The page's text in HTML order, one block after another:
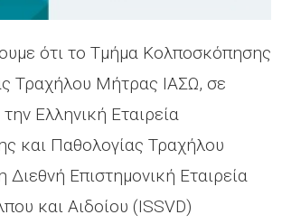
ότι το Τµήµα Κολποσκόπησης
Τραχήλου Μήτρας ΙΑΣΩ, σε
Ελληνική Εταιρεία
και Παθολογίας Τραχήλου
Διεθνή Επιστημονική Εταιρεία
και Αιδοίου (ISSVD)